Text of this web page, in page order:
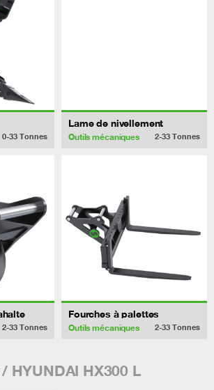
0-33 Tonnes
Lame de nivellement
Outils mécaniques 2-33 Tonnes
2-33 Tonnes
Fourches à palettes
Outils mécaniques 2-33 Tonnes
/ HYUNDAI HX300 L